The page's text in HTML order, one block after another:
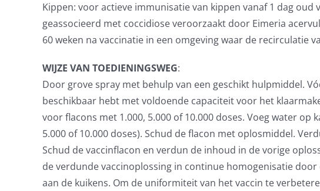
Kippen: voor actieve immunisatie van kippen vanaf 1 dag
geassocieerd met coccidiose veroorzaakt door Eimeria
60 weken na vaccinatie in een omgeving waar de recirculatie
WIJZE VAN TOEDIENINGSWEG:
Door grove spray met behulp van een geschikt hulpmiddel.
beschikbaar hebt met voldoende capaciteit voor het
voor flacons met 1.000, 5.000 of 10.000 doses. Voeg water
5.000 of 10.000 doses). Schud de flacon met oplosmiddel.
Schud de vaccinflacon en verdun de inhoud in de vorige
de verdunde vaccinoplossing in continue homogenisatie
aan de kuikens. Om de uniformiteit van het vaccin te